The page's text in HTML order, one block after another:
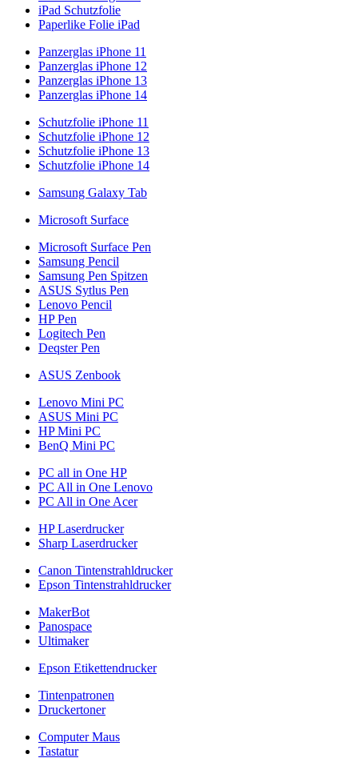
iPad Schutzfolie
Paperlike Folie iPad
Panzerglas iPhone 11
Panzerglas iPhone 12
Panzerglas iPhone 13
Panzerglas iPhone 14
Schutzfolie iPhone 11
Schutzfolie iPhone 12
Schutzfolie iPhone 13
Schutzfolie iPhone 14
Samsung Galaxy Tab
Microsoft Surface
Microsoft Surface Pen
Samsung Pencil
Samsung Pen Spitzen
ASUS Sytlus Pen
Lenovo Pencil
HP Pen
Logitech Pen
Deqster Pen
ASUS Zenbook
Lenovo Mini PC
ASUS Mini PC
HP Mini PC
BenQ Mini PC
PC all in One HP
PC All in One Lenovo
PC All in One Acer
HP Laserdrucker
Sharp Laserdrucker
Canon Tintenstrahldrucker
Epson Tintenstrahldrucker
MakerBot
Panospace
Ultimaker
Epson Etikettendrucker
Tintenpatronen
Druckertoner
Computer Maus
Tastatur